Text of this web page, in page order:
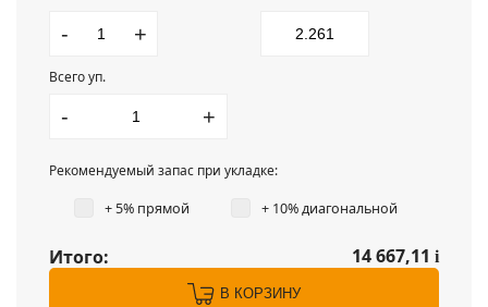
- +
Всего уп.
- +
Рекомендуемый запас при укладке:
+ 5% прямой + 10% диагональной
Итого: 14 667,11 i
В КОРЗИНУ